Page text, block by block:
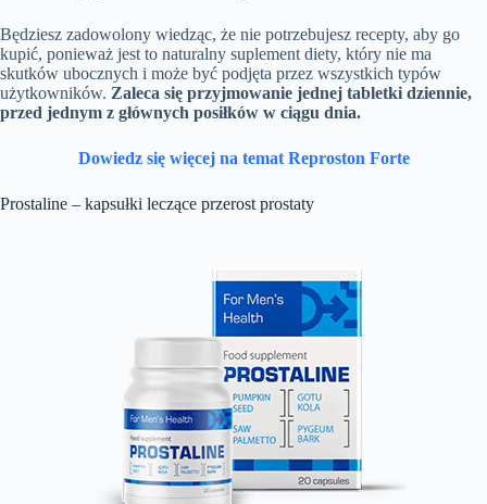
Będziesz zadowolony wiedząc, że nie potrzebujesz recepty, aby go
kupić, ponieważ jest to naturalny suplement diety, który nie ma
skutków ubocznych i może być podjęta przez wszystkich typów
użytkowników. Zaleca się przyjmowanie jednej tabletki dziennie,
przed jednym z głównych posiłków w ciągu dnia.
Dowiedz się więcej na temat Reproston Forte
Prostaline – kapsułki leczące przerost prostaty